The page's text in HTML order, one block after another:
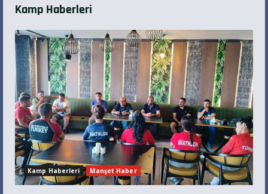
Kamp Haberleri
Kamp Haberleri Manşet Haber